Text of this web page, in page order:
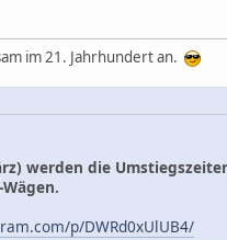
im 21. Jahrhundert an.
werden die
p/DWRd0xUlUB4/